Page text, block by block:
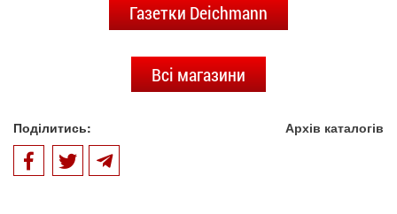
Газетки Deichmann
Всі магазини
Поділитись: Архів каталогів